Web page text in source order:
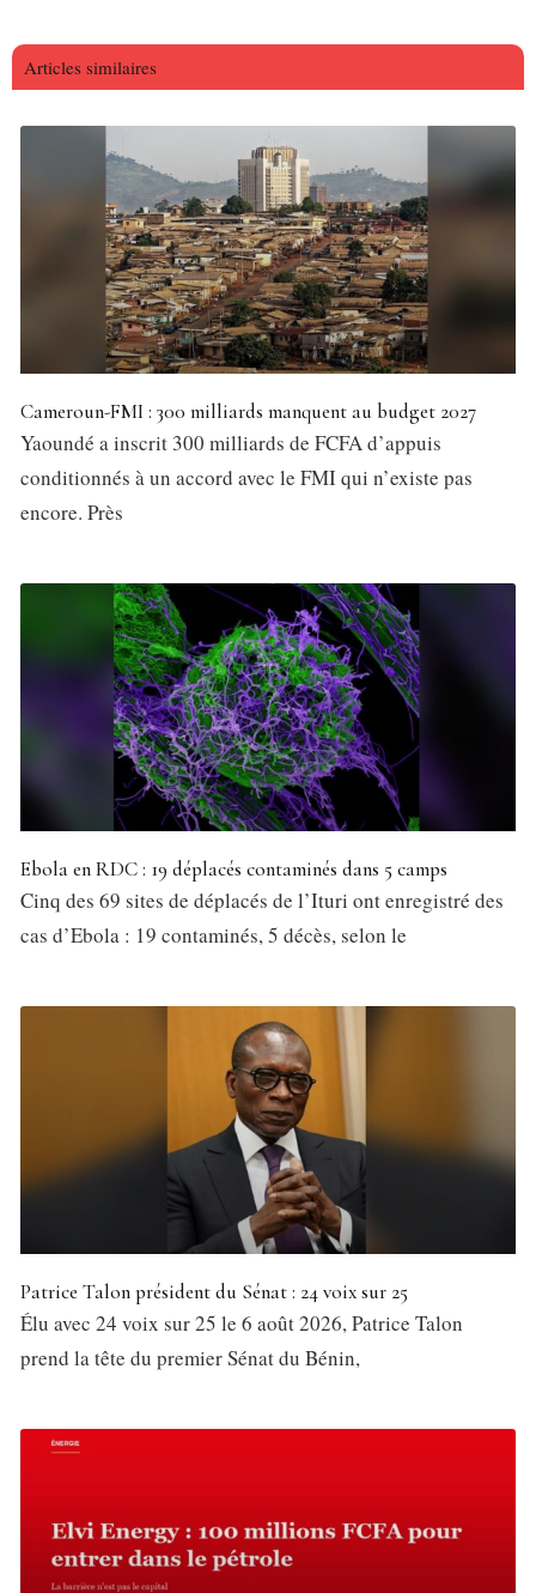
Articles similaires
Cameroun-FMI : 300 milliards manquent au budget 2027
Yaoundé a inscrit 300 milliards de FCFA d’appuis
conditionnés à un accord avec le FMI qui n’existe pas
encore. Près
Ebola en RDC : 19 déplacés contaminés dans 5 camps
Cinq des 69 sites de déplacés de l’Ituri ont enregistré des
cas d’Ebola : 19 contaminés, 5 décès, selon le
Patrice Talon président du Sénat : 24 voix sur 25
Élu avec 24 voix sur 25 le 6 août 2026, Patrice Talon
prend la tête du premier Sénat du Bénin,